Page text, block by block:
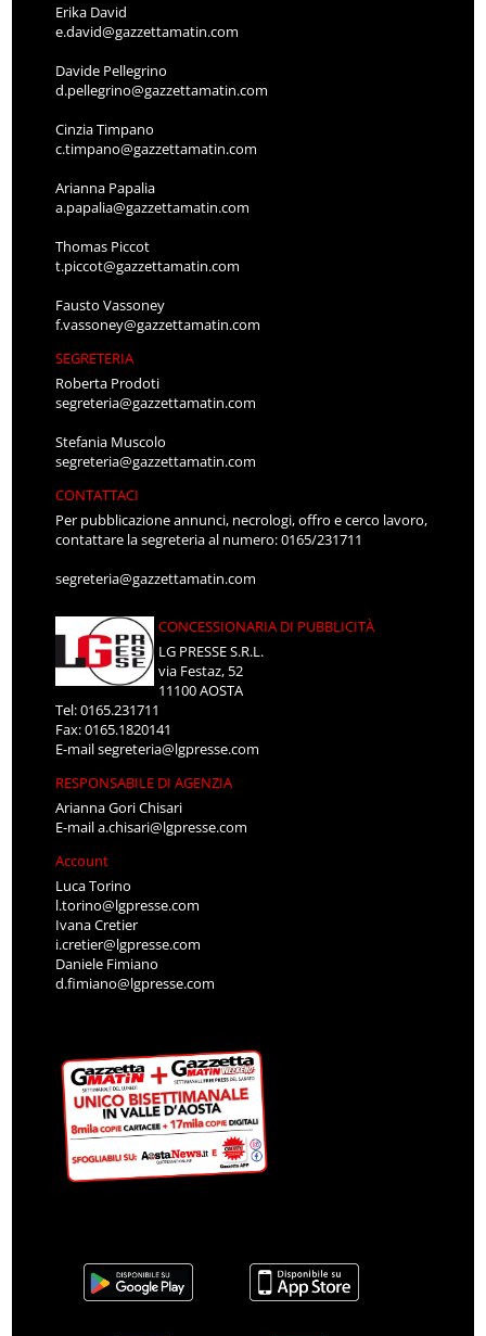
Erika David
e.david@gazzettamatin.com
Davide Pellegrino
d.pellegrino@gazzettamatin.com
Cinzia Timpano
c.timpano@gazzettamatin.com
Arianna Papalia
a.papalia@gazzettamatin.com
Thomas Piccot
t.piccot@gazzettamatin.com
Fausto Vassoney
f.vassoney@gazzettamatin.com
SEGRETERIA
Roberta Prodoti
segreteria@gazzettamatin.com
Stefania Muscolo
segreteria@gazzettamatin.com
CONTATTACI
Per pubblicazione annunci, necrologi, offro e cerco lavoro,
contattare la segreteria al numero: 0165/231711
segreteria@gazzettamatin.com
CONCESSIONARIA DI PUBBLICITÀ
LG PRESSE S.R.L.
via Festaz, 52
11100 AOSTA
Tel: 0165.231711
Fax: 0165.1820141
E-mailsegreteria@lgpresse.com
RESPONSABILE DI AGENZIA
Arianna Gori Chisari
E-maila.chisari@lgpresse.com
Account
Luca Torino
l.torino@lgpresse.com
Ivana Cretier
i.cretier@lgpresse.com
Daniele Fimiano
d.fimiano@lgpresse.com